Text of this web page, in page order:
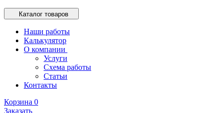
Каталог товаров
Наши работы
Калькулятор
О компании
Услуги
Схема работы
Статьи
Контакты
Корзина 0
Заказать